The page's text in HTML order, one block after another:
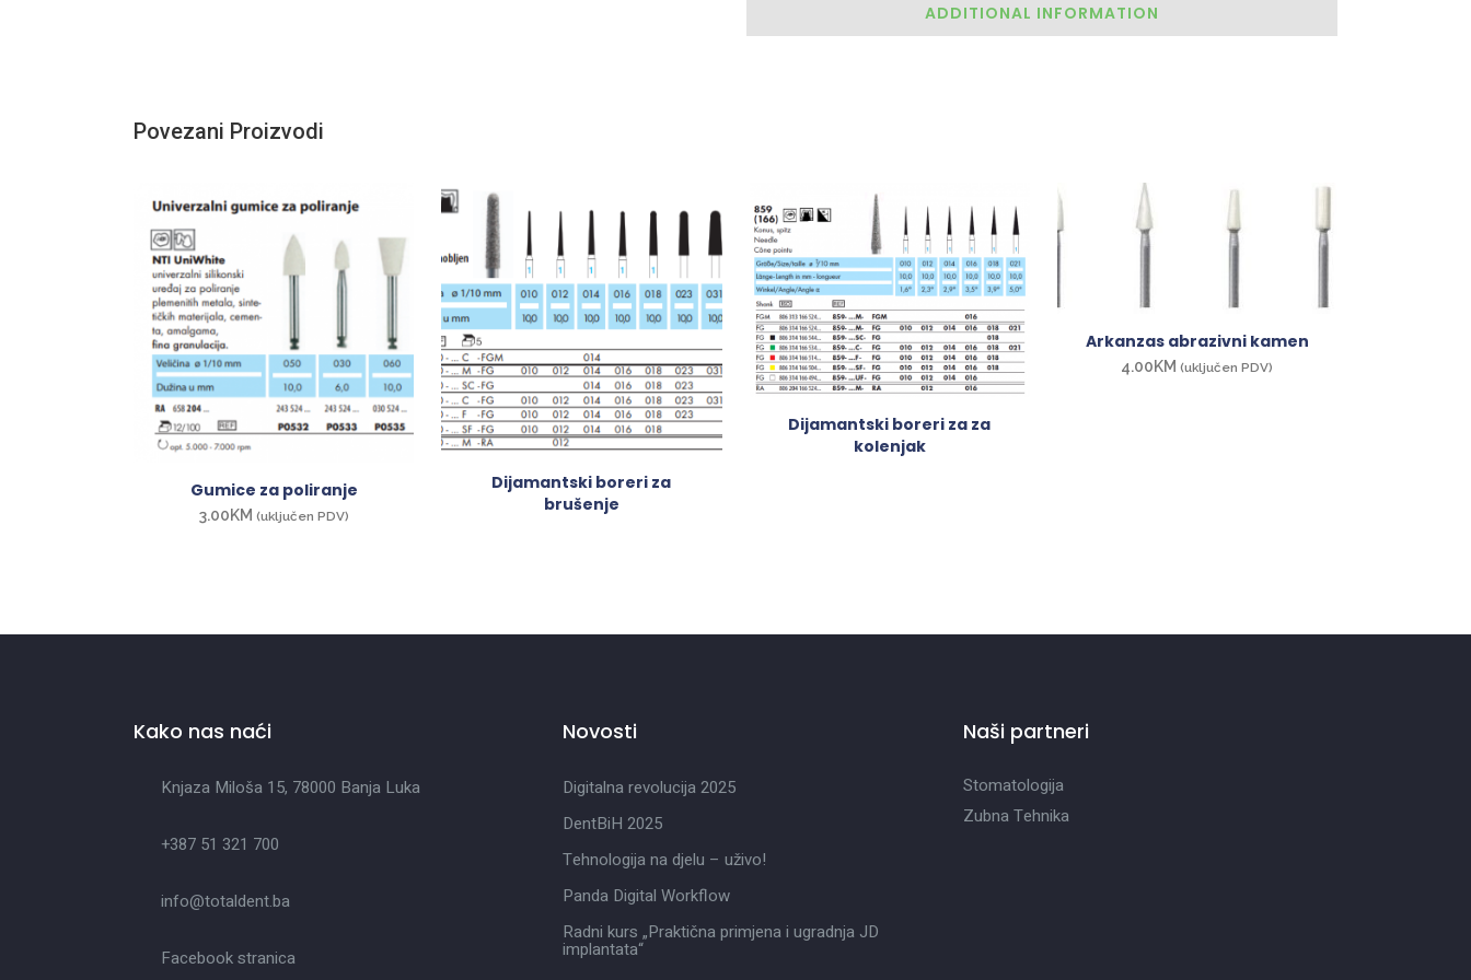
ADDITIONAL INFORMATION
Povezani Proizvodi
Gumice za poliranje
3.00KM (uključen PDV)
Dijamantski boreri za
brušenje
Dijamantski boreri za za
kolenjak
Arkanzas abrazivni kamen
4.00KM (uključen PDV)
Kako nas naći
Knjaza Miloša 15, 78000 Banja Luka
+387 51 321 700
info@totaldent.ba
Facebook stranica
Novosti
Digitalna revolucija 2025
DentBiH 2025
Tehnologija na djelu – uživo!
Panda Digital Workflow
Radni kurs „Praktična primjena i ugradnja JD
implantata“
Naši partneri
Stomatologija
Zubna Tehnika